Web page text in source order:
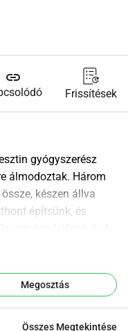
link
Frissítések
gyógyszerész
álmodoztak. Három
készen állva
építsünk, és
aggodalmak
határ hirtelen
helyzetben találtuk
Megosztás
Összes Megtekintése